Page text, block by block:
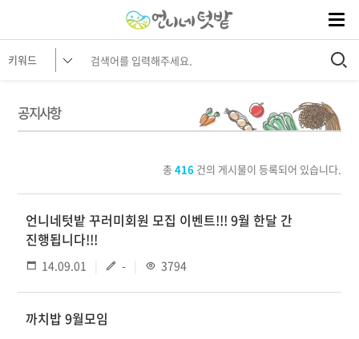
공지사항
총 416 건의 게시물이 등록되어 있습니다.
언니네텃밭 꾸러미회원 모집 이벤트!!! 9월 한달 간
진행됩니다!!!
14.09.01 - 3794
까치밥 9월모임